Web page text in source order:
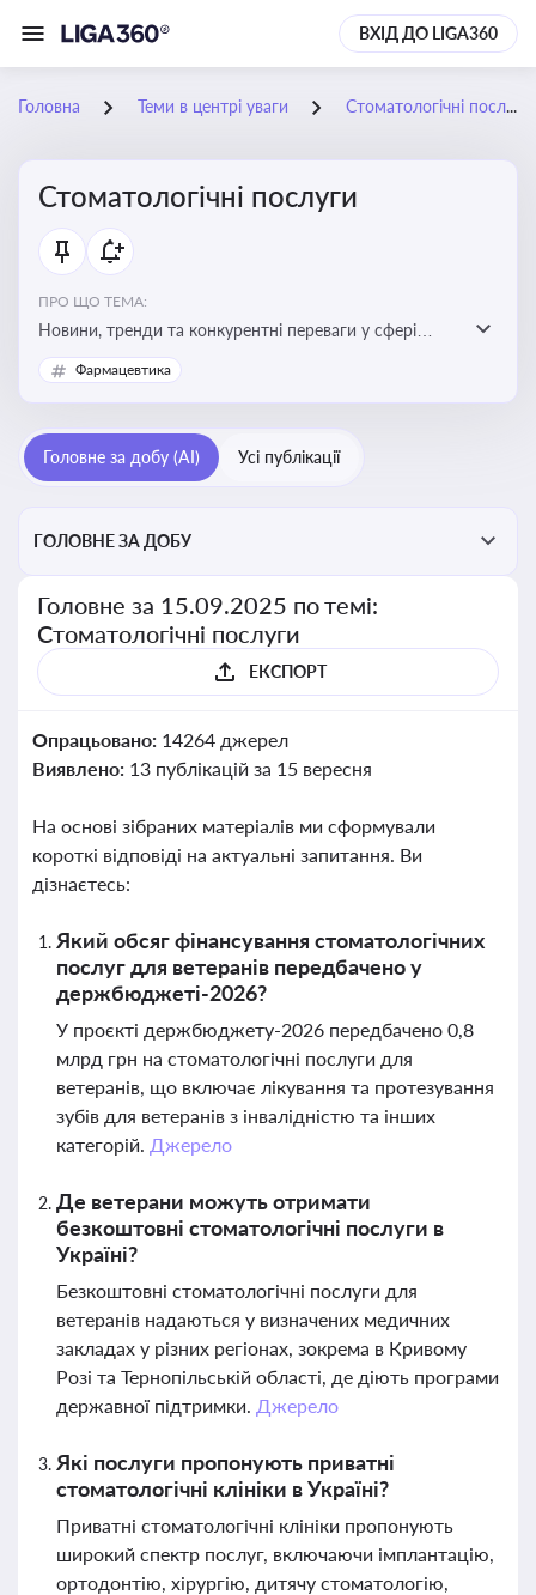
ВХІД ДО LIGA360
Головна Теми в центрі уваги Стоматологічні послуги
Стоматологічні послуги
ПРО ЩО ТЕМА:
Новини, тренди та конкурентні переваги у сфері
стоматологічних послуг. Використання новітніх
технологій та стратегій для покращення
Фармацевтика
Головне за добу (AI) Усі публікації
ГОЛОВНЕ ЗА ДОБУ
Головне за 15.09.2025 по темі:
Стоматологічні послуги
ЕКСПОРТ
Опрацьовано: 14264 джерел
Виявлено: 13 публікацій за 15 вересня
На основі зібраних матеріалів ми сформували
короткі відповіді на актуальні запитання. Ви
дізнаєтесь:
Який обсяг фінансування стоматологічних
послуг для ветеранів передбачено у
держбюджеті-2026?
У проєкті держбюджету-2026 передбачено 0,8
млрд грн на стоматологічні послуги для
ветеранів, що включає лікування та протезування
зубів для ветеранів з інвалідністю та інших
категорій. Джерело
Де ветерани можуть отримати
безкоштовні стоматологічні послуги в
Україні?
Безкоштовні стоматологічні послуги для
ветеранів надаються у визначених медичних
закладах у різних регіонах, зокрема в Кривому
Розі та Тернопільській області, де діють програми
державної підтримки. Джерело
Які послуги пропонують приватні
стоматологічні клініки в Україні?
Приватні стоматологічні клініки пропонують
широкий спектр послуг, включаючи імплантацію,
ортодонтію, хірургію, дитячу стоматологію,